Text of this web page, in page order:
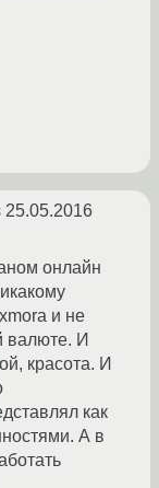
25.05.2016
онлайн
и не
валюте. И
красота. И
как
А в